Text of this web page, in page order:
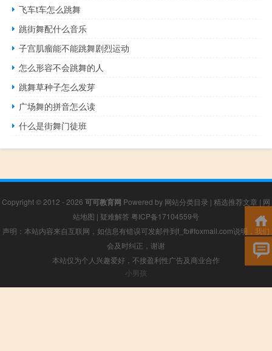
飞车t车怎么跳舞
跳街舞配什么音乐
子宫肌瘤能不能跳舞剧烈运动
怎么形容不会跳舞的人
跳舞草种子怎么发芽
广场舞的拼音怎么读
什么是街舞门徒班
Copyright © 2012 - 2026 可可教育网 Powered by 网站分类目录 | 精选推荐文章 | 网
站地图 | 疑难解答 粤ICP备17104559号
声明：本站内容来自互联网，如信息有错误可发邮件到f_fb#foxmail.com说明，我们
会及时纠正，谢谢
本站仅为个人兴趣爱好，不接盈利性广告及商业合作
小男孩